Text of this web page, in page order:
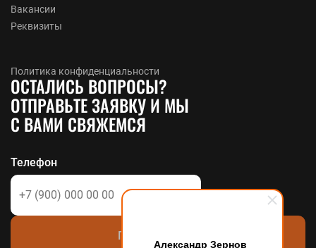
Александр Зернов
Вакансии
Реквизиты
Политика конфиденциальности
ОСТАЛИСЬ ВОПРОСЫ?
ОТПРАВЬТЕ ЗАЯВКУ И МЫ
С ВАМИ СВЯЖЕМСЯ
Телефон
Позвоните мне